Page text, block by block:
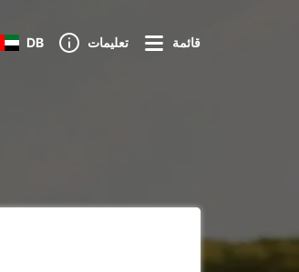
DB تعليمات قائمة